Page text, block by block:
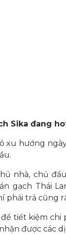
Sika đang
xu hướng
nhà, chủ
gạch Thái
phải trả cũng
để tiết kiệm
được các